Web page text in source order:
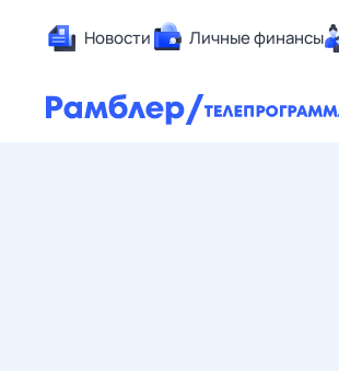
Новости Личные финансы